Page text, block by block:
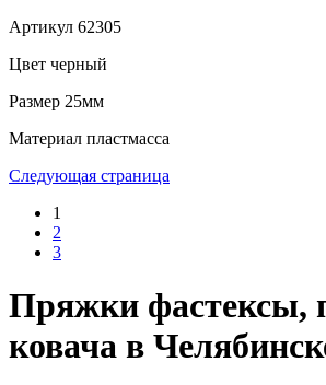
Артикул 62305
Цвет черный
Размер 25мм
Материал пластмасса
Следующая страница
1
2
3
Пряжки фастексы,
ковача в